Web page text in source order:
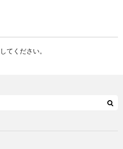
してください。